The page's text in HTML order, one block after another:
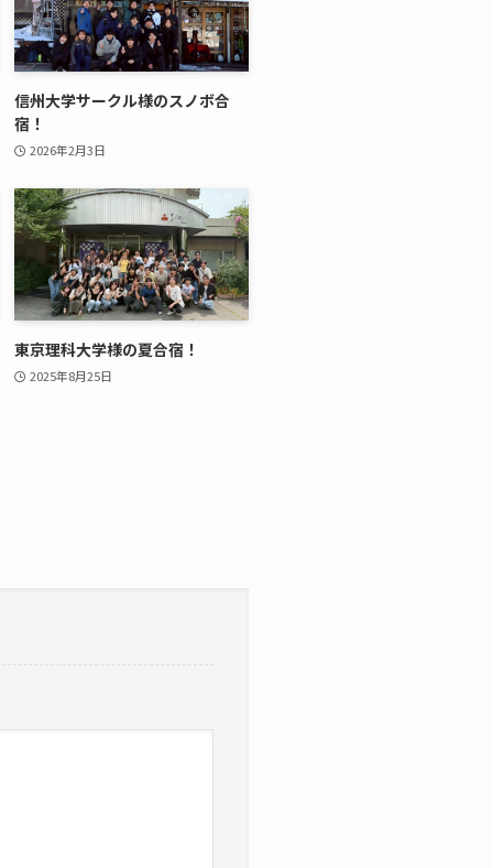
信州大学サークル様のスノボ合
宿！
2026年2月3日
東京理科大学様の夏合宿！
2025年8月25日